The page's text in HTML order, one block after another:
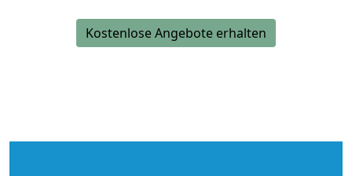
Kostenlose Angebote erhalten